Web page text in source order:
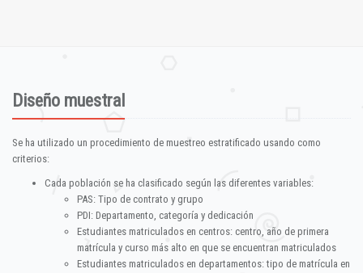
Diseño muestral
Se ha utilizado un procedimiento de muestreo estratificado usando como
criterios:
Cada población se ha clasificado según las diferentes variables:
PAS: Tipo de contrato y grupo
PDI: Departamento, categoría y dedicación
Estudiantes matriculados en centros: centro, año de primera
matrícula y curso más alto en que se encuentran matriculados
Estudiantes matriculados en departamentos: tipo de matrícula en